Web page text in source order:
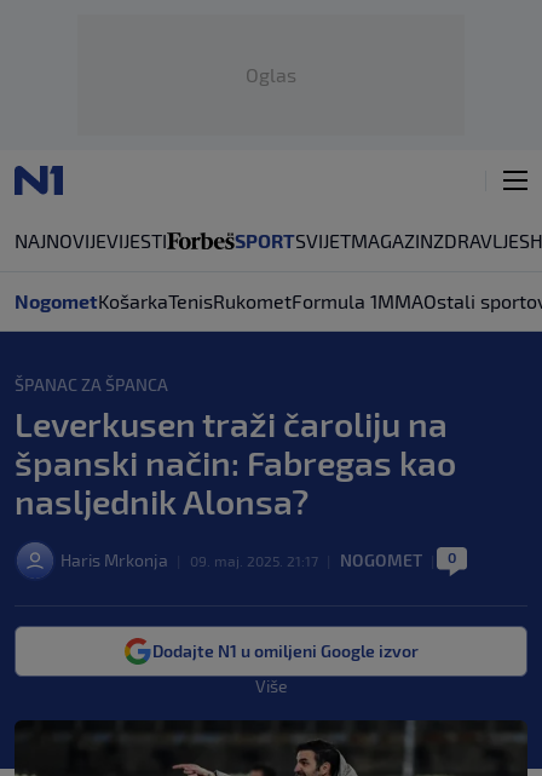
Oglas
NAJNOVIJEVIJESTI SPORTSVIJETMAGAZINZDRAVLJE
NogometKošarkaTenisRukometFormula 1MMAOstali
ŠPANAC ZA ŠPANCA
Leverkusen traži čaroliju na
španski način: Fabregas kao
nasljednik Alonsa?
Haris Mrkonja 09. maj. 2025. 21:17 NOGOMET 0
Dodajte N1 u omiljeni Google izvor
Više